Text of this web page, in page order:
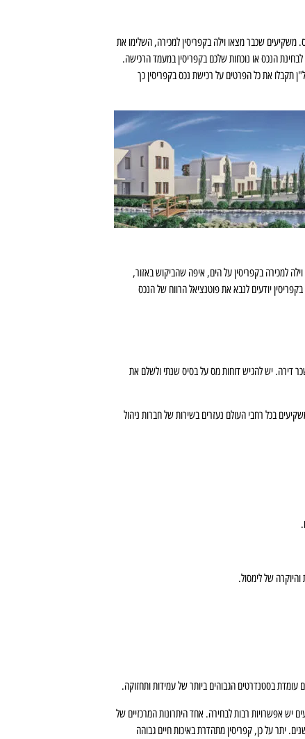
שכבר מצאו וילה בקפריסין למכירה, השלימו את
הנכס או נוכחות שלכם בקפריסין במעמד הרכישה.
תקבלו את כל הפרטים על רכישת נכס בקפריסין כך
לביקוש רב ומציגות תשואות של 5% עד 8% בשנה. דירה מודרנית במתחם מפואר עשויה להניב תשואה של כ-10%. המיקום של וילה למכירה בקפריסין על הים, איפה שהביקוש באזור,
יודעים לנבא את פוטנציאל הרווח של הנכס
דירה. יש להגיש דוחות מס על בסיס שנתי ולשלם את
בכל רחבי העולם נעזרים בשירות של חברות ניהול
עומדת בסטנדרטים הגבוהים ביותר של עמידות ותחזוקה.
יש אפשרויות רבות לבחירה. אחד היתרונות המרכזיים של
יתר על כן, קפריסין מתהדרת באיכות חיים גבוהה